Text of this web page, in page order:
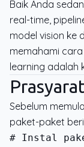
Baik Anda
real-time,
model vision ke
memahami
learning adalah
Prasyarat
Sebelum
paket-paket